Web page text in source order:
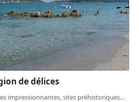
de délices
impressionnantes, sites préhistoriques…